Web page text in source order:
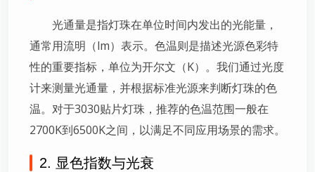
光通量是指灯珠在单位时间内发出的光能量，
通常用流明（lm）表示。色温则是描述光源色彩特
性的重要指标，单位为开尔文（K）。我们通过光度
计来测量光通量，并根据标准光源来判断灯珠的色
温。对于3030贴片灯珠，推荐的色温范围一般在
2700K到6500K之间，以满足不同应用场景的需求。
2. 显色指数与光衰